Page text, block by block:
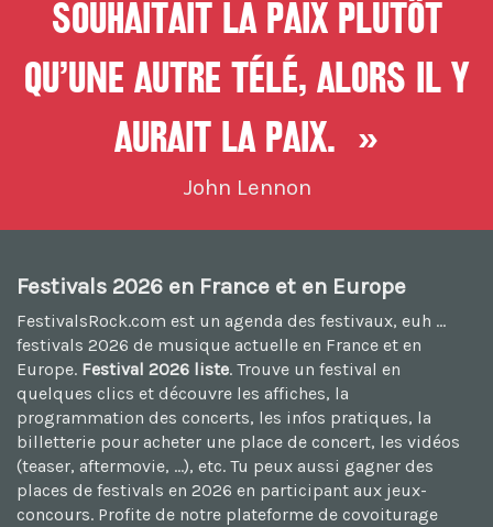
souhaitait la paix plutôt
qu’une autre télé, alors il y
aurait la paix. »
John Lennon
Festivals 2026 en France et en Europe
FestivalsRock.com est un agenda des festivaux, euh ...
festivals 2026 de musique actuelle en France et en
Europe. Festival 2026 liste. Trouve un festival en
quelques clics et découvre les affiches, la
programmation des concerts, les infos pratiques, la
billetterie pour acheter une place de concert, les vidéos
(teaser, aftermovie, ...), etc. Tu peux aussi gagner des
places de festivals en 2026 en participant aux jeux-
concours. Profite de notre plateforme de covoiturage